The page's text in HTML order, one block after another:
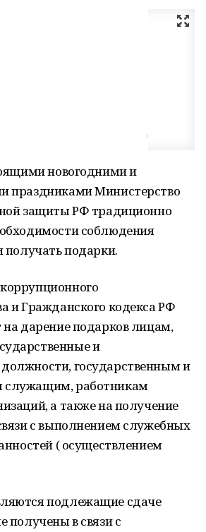
новогодними и
праздниками Министерство
защиты РФ традиционно
соблюдения
получать подарки.
и Гражданского кодекса РФ
на дарение подарков лицам,
и
государственным и
работникам
а также на получение
с выполнением служебных
( осуществлением
подлежащие сдаче
получены в связи с